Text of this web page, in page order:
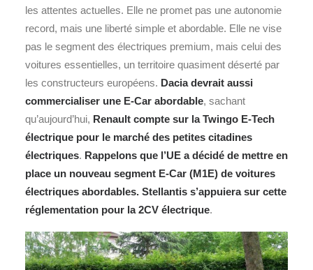
les attentes actuelles. Elle ne promet pas une autonomie
record, mais une liberté simple et abordable. Elle ne vise
pas le segment des électriques premium, mais celui des
voitures essentielles, un territoire quasiment déserté par
les constructeurs européens. Dacia devrait aussi
commercialiser une E-Car abordable, sachant
qu’aujourd’hui, Renault compte sur laTwingo E-Tech
électrique pour le marché des petites citadines
électriques. Rappelons que l’UE a décidé de mettre en
place un nouveau segment E-Car (M1E) de voitures
électriques abordables. Stellantis s’appuiera sur cette
réglementation pour la 2CV électrique.